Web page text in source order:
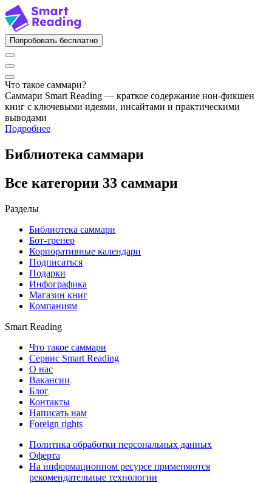
Попробовать бесплатно
Что такое саммари?
Саммари Smart Reading — краткое содержание нон-фикшен
книг с ключевыми идеями, инсайтами и практическими
выводами
Подробнее
Библиотека саммари
Все категории 33 саммари
Разделы
Библиотека саммари
Бот-тренер
Корпоративные календари
Подписаться
Подарки
Инфографика
Магазин книг
Компаниям
Smart Reading
Что такое саммари
Сервис Smart Reading
О нас
Вакансии
Блог
Контакты
Написать нам
Foreign rights
Политика обработки персональных данных
Оферта
На информационном ресурсе применяются
рекомендательные технологии